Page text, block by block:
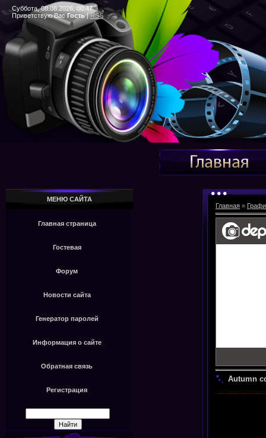
Суббота, 08.08.2026, 00:47
Приветствую Вас Гость|RSS
МЕНЮ САЙТА
Главная страница
Гостевая
Форум
Новости сайта
Генератор паролей
Информация о сайте
Обратная связь
Регистрация
Главная »
Autumn